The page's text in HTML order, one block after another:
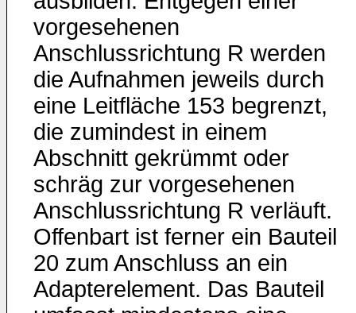
vorgesehenen
Anschlussrichtung R werden
die Aufnahmen jeweils durch
eine Leitfläche 153 begrenzt,
die zumindest in einem
Abschnitt gekrümmt oder
schräg zur vorgesehenen
Anschlussrichtung R verläuft.
Offenbart ist ferner ein Bauteil
20 zum Anschluss an ein
Adapterelement. Das Bauteil